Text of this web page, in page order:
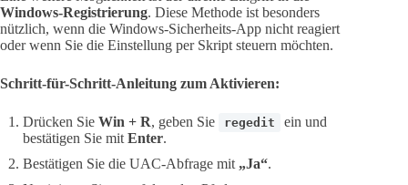
Windows-Registrierung. Diese Methode ist besonders
nützlich, wenn die Windows-Sicherheits-App nicht reagiert
oder wenn Sie die Einstellung per Skript steuern möchten.
Schritt-für-Schritt-Anleitung zum Aktivieren:
Drücken Sie Win + R, geben Sie regedit
ein und
bestätigen Sie mit Enter.
Bestätigen Sie die UAC-Abfrage mit „Ja“.